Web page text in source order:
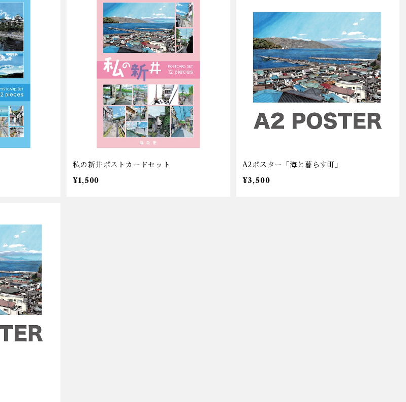
私の新井ポストカードセット
¥1,500
A2ポスター「海と暮らす町」
¥3,500